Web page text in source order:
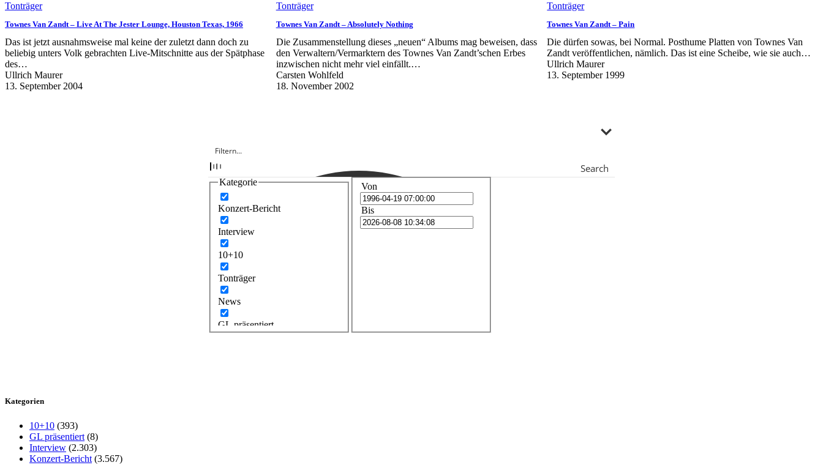
Tonträger
Townes Van Zandt – Live At The Jester Lounge, Houston Texas, 1966
Das ist jetzt ausnahmsweise mal keine der zuletzt dann doch zu
beliebig unters Volk gebrachten Live-Mitschnitte aus der Spätphase
des…
Ullrich Maurer
13. September 2004
Tonträger
Townes Van Zandt – Absolutely Nothing
Die Zusammenstellung dieses „neuen“ Albums mag beweisen, dass
den Verwaltern/Vermarktern des Townes Van Zandt’schen Erbes
inzwischen nicht mehr viel einfällt.…
Carsten Wohlfeld
18. November 2002
Tonträger
Townes Van Zandt – Pain
Die dürfen sowas, bei Normal. Posthume Platten von Townes Van
Zandt veröffentlichen, nämlich. Das ist eine Scheibe, wie sie auch…
Ullrich Maurer
13. September 1999
Search
Kategorie
Konzert-Bericht
Interview
10+10
Tonträger
News
GL präsentiert
Von
Bis
Kategorien
10+10 (393)
GL präsentiert (8)
Interview (2.303)
Konzert-Bericht (3.567)